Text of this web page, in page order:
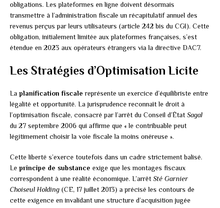
obligations. Les plateformes en ligne doivent désormais
transmettre à l’administration fiscale un récapitulatif annuel des
revenus perçus par leurs utilisateurs (article 242 bis du CGI). Cette
obligation, initialement limitée aux plateformes françaises, s’est
étendue en 2023 aux opérateurs étrangers via la directive DAC7.
Les Stratégies d’Optimisation Licite
La planification fiscale représente un exercice d’équilibriste entre
légalité et opportunité. La jurisprudence reconnaît le droit à
l’optimisation fiscale, consacré par l’arrêt du Conseil d’État Sagal
du 27 septembre 2006 qui affirme que « le contribuable peut
légitimement choisir la voie fiscale la moins onéreuse ».
Cette liberté s’exerce toutefois dans un cadre strictement balisé.
Le principe de substance exige que les montages fiscaux
correspondent à une réalité économique. L’arrêt Sté Garnier
Choiseul Holding (CE, 17 juillet 2013) a précisé les contours de
cette exigence en invalidant une structure d’acquisition jugée